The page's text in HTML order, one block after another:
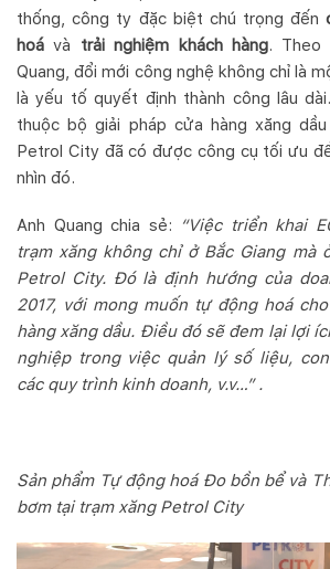
thống, công ty đặc biệt chú trọng đến
hoávà trải nghiệm khách hàng. Theo
Quang, đổi mới công nghệ không chỉ là
là yếu tố quyết định thành công lâu
thuộc bộ giải pháp cửa hàng xăng dầu
Petrol City đã có được công cụ tối ưu
nhìn đó.
Anh Quang chia sẻ:
“Việc triển khai
trạm xăng không chỉ ở Bắc Giang mà
Petrol City. Đó là định hướng của
2017, với mong muốn tự động hoá
hàng xăng dầu. Điều đó sẽ đem lại lợi
nghiệp trong việc quản lý số liệu,
các quy trình kinh doanh, v.v…” .
Sản phẩm Tự động hoá Đo bồn bể và
bơm tại trạm xăng Petrol City